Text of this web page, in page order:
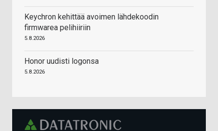
Keychron kehittää avoimen lähdekoodin
firmwarea pelihiiriin
5.8.2026
Honor uudisti logonsa
5.8.2026